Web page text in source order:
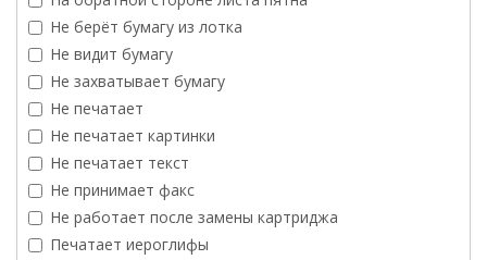
Не берёт бумагу из лотка
Не видит бумагу
Не захватывает бумагу
Не печатает
Не печатает картинки
Не печатает текст
Не принимает факс
Не работает после замены картриджа
Печатает иероглифы